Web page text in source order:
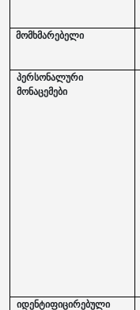
მომხმარებელი
პერსონალური
მონაცემები
იდენტიფიცირებული